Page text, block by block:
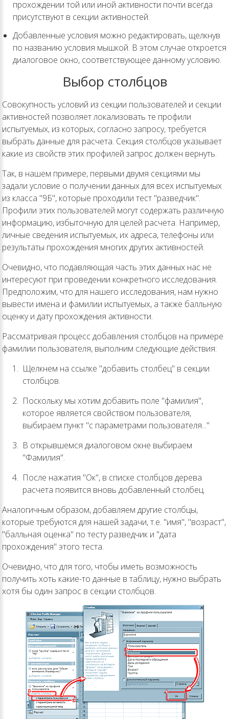
прохождении той или иной активности почти всегда
присутствуют в секции активностей.
Добавленные условия можно редактировать, щелкнув
по названию условия мышкой. В этом случае откроется
диалоговое окно, соответствующее данному условию.
Выбор столбцов
Совокупность условий из секции пользователей и секции
активностей позволяет локализовать те профили
испытуемых, из которых, согласно запросу, требуется
выбрать данные для расчета. Секция столбцов указывает
какие из свойств этих профилей запрос должен вернуть.
Так, в нашем примере, первыми двумя секциями мы
задали условие о получении данных для всех испытуемых
из класса "9Б", которые проходили тест "разведчик".
Профили этих пользователей могут содержать различную
информацию, избыточную для целей расчета. Например,
личные сведения испытуемых, их адреса, телефоны или
результаты прохождения многих других активностей.
Очевидно, что подавляющая часть этих данных нас не
интересуют при проведении конкретного исследования.
Предположим, что для нашего исследования, нам нужно
вывести имена и фамилии испытуемых, а также балльную
оценку и дату прохождения активности.
Рассматривая процесс добавления столбцов на примере
фамилии пользователя, выполним следующие действия:
Щелкнем на ссылке "добавить столбец" в секции
столбцов.
Поскольку мы хотим добавить поле "фамилия",
которое является свойством пользователя,
выбираем пункт "с параметрами пользователя..."
В открывшемся диалоговом окне выбираем
"Фамилия".
После нажатия "Ок", в списке столбцов дерева
расчета появится вновь добавленный столбец.
Аналогичным образом, добавляем другие столбцы,
которые требуются для нашей задачи, т.е. "имя", "возраст",
"балльная оценка" по тесту разведчик и "дата
прохождения" этого теста.
Очевидно, что для того, чтобы иметь возможность
получить хоть какие-то данные в таблицу, нужно выбрать
хотя бы один запрос в секции столбцов.